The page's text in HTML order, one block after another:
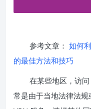
参考文章： 如何
的最佳方法和技巧
在某些地区，访
常是由于当地法律法